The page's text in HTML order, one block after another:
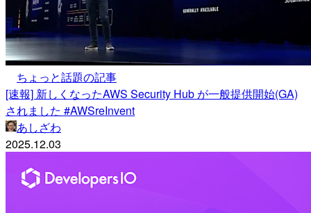
ちょっと話題の記事
[速報] 新しくなったAWS Security Hub が一般提供開始(GA)
されました #AWSreInvent
あしざわ
2025.12.03